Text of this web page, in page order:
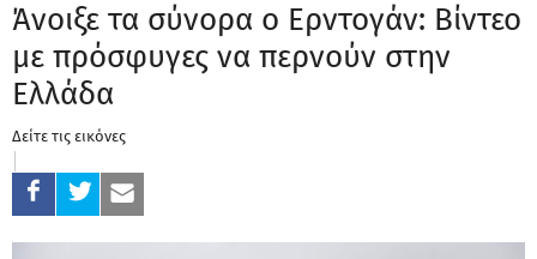
Άνοιξε τα σύνορα ο Ερντογάν: Βίντεο
με πρόσφυγες να περνούν στην
Ελλάδα
Δείτε τις εικόνες